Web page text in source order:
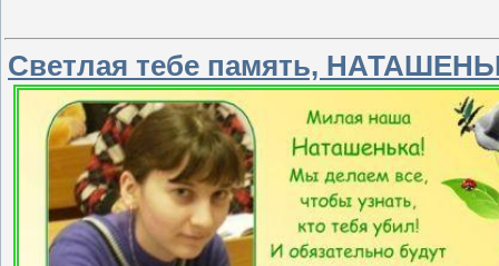
Светлая тебе память,